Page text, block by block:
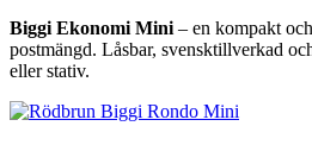
Biggi Ekonomi Mini – en kompakt
postmängd. Låsbar, svensktillverkad
eller stativ.